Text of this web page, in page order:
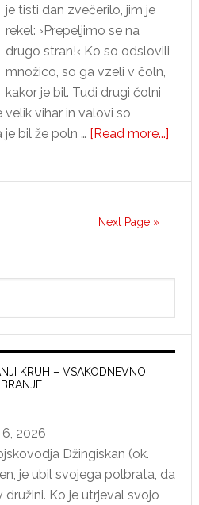
je tisti dan zvečerilo, jim je
rekel: ›Prepeljimo se na
drugo stran!‹ Ko so odslovili
množico, so ga vzeli v čoln,
kakor je bil. Tudi drugi čolni
velik vihar in valovi so
bil že poln … [Read more...]
mu
celo
veter
Next Page »
KRUH – VSAKODNEVNO
BRANJE
2026
Džingiskan (ok.
je ubil svojega polbrata, da
Ko je utrjeval svojo